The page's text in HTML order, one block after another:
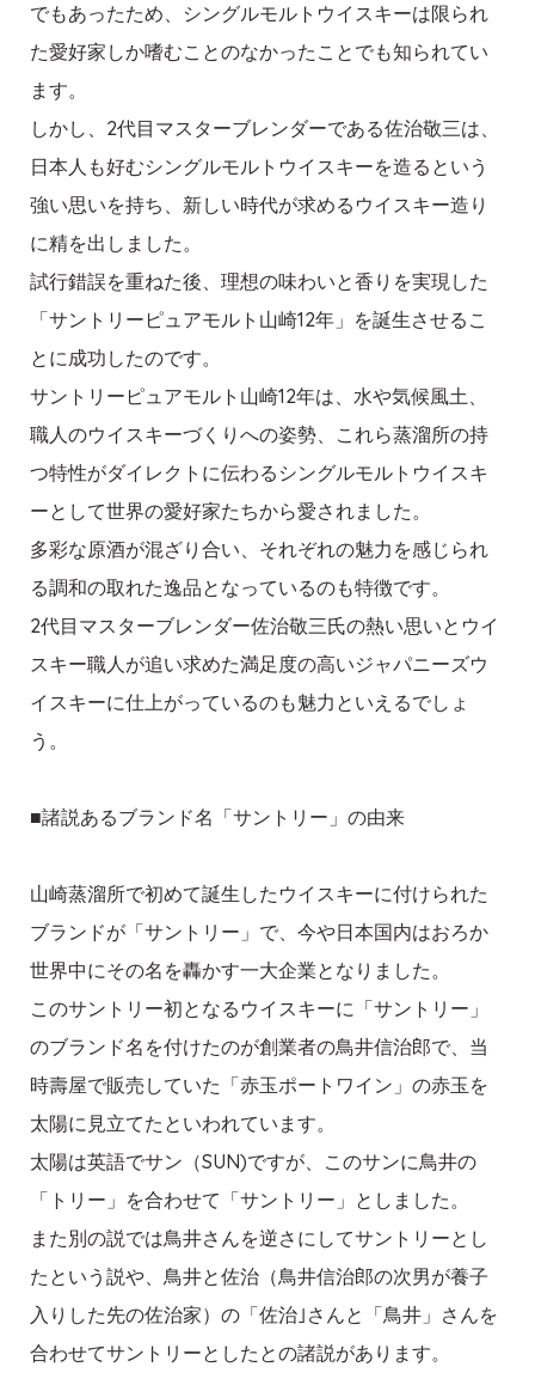
でもあったため、シングルモルトウイスキーは限られ
た愛好家しか嗜むことのなかったことでも知られてい
ます。
しかし、2代目マスターブレンダーである佐治敬三は、
日本人も好むシングルモルトウイスキーを造るという
強い思いを持ち、新しい時代が求めるウイスキー造り
に精を出しました。
試行錯誤を重ねた後、理想の味わいと香りを実現した
「サントリーピュアモルト山崎12年」を誕生させるこ
とに成功したのです。
サントリーピュアモルト山崎12年は、水や気候風土、
職人のウイスキーづくりへの姿勢、これら蒸溜所の持
つ特性がダイレクトに伝わるシングルモルトウイスキ
ーとして世界の愛好家たちから愛されました。
多彩な原酒が混ざり合い、それぞれの魅力を感じられ
る調和の取れた逸品となっているのも特徴です。
2代目マスターブレンダー佐治敬三氏の熱い思いとウイ
スキー職人が追い求めた満足度の高いジャパニーズウ
イスキーに仕上がっているのも魅力といえるでしょ
う。
■諸説あるブランド名「サントリー」の由来
山崎蒸溜所で初めて誕生したウイスキーに付けられた
ブランドが「サントリー」で、今や日本国内はおろか
世界中にその名を轟かす一大企業となりました。
このサントリー初となるウイスキーに「サントリー」
のブランド名を付けたのが創業者の鳥井信治郎で、当
時壽屋で販売していた「赤玉ポートワイン」の赤玉を
太陽に見立てたといわれています。
太陽は英語でサン（SUN)ですが、このサンに鳥井の
「トリー」を合わせて「サントリー」としました。
また別の説では鳥井さんを逆さにしてサントリーとし
たという説や、鳥井と佐治（鳥井信治郎の次男が養子
入りした先の佐治家）の「佐治｣さんと「鳥井」さんを
合わせてサントリーとしたとの諸説があります。